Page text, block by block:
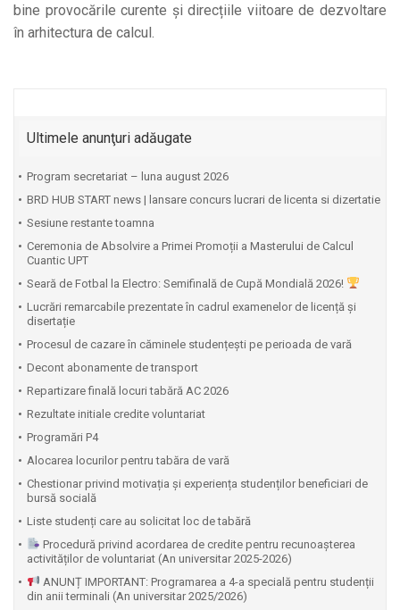
bine provocările curente și direcțiile viitoare de dezvoltare
în arhitectura de calcul.
Ultimele anunţuri adăugate
Program secretariat – luna august 2026
BRD HUB START news | lansare concurs lucrari de licenta si dizertatie
Sesiune restante toamna
Ceremonia de Absolvire a Primei Promoții a Masterului de Calcul
Cuantic UPT
⁠Seară de Fotbal la Electro: Semifinală de Cupă Mondială 2026!
Lucrări remarcabile prezentate în cadrul examenelor de licență și
disertație
Procesul de cazare în căminele studențești pe perioada de vară
Decont abonamente de transport
Repartizare finală locuri tabără AC 2026
Rezultate initiale credite voluntariat
Programări P4
Alocarea locurilor pentru tabăra de vară
Chestionar privind motivația și experiența studenților beneficiari de
bursă socială
Liste studenți care au solicitat loc de tabără
Procedură privind acordarea de credite pentru recunoașterea
activităților de voluntariat (An universitar 2025-2026)
ANUNȚ IMPORTANT: Programarea a 4-a specială pentru studenții
din anii terminali (An universitar 2025/2026)